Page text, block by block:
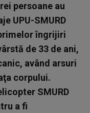
persoane au
UPU-SMURD
îngrijiri
de 33 de ani,
având arsuri
corpului.
SMURD
a fi